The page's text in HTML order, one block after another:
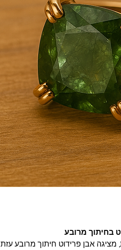
אבן פרידוט חיתוך מרובע עזת